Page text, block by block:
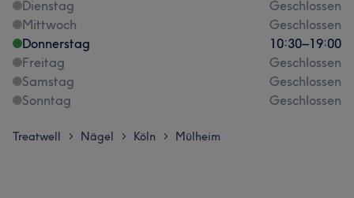
Dienstag
Geschlossen
Mittwoch
Geschlossen
Donnerstag
10:30–19:00
Freitag
Geschlossen
Samstag
Geschlossen
Sonntag
Geschlossen
Treatwell > Nägel > Köln > Mülheim